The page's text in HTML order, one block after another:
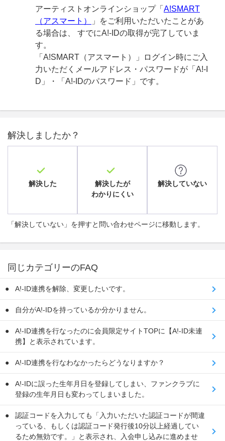
アーティストオンラインショップ「 A!SMART
（アスマート）
」をご利用いただいたことがあ
る場合は、 すでにA!-IDの取得が完了していま
す。
「A!SMART（アスマート）」ログイン時にご入
力いただくメールアドレス・パスワードが「A!-I
D」・「A!-IDのパスワード」です。
解決しましたか？
解決した
解決したが
わかりにくい
解決していない
「解決していない」を押すと問い合わせページに移動します。
同じカテゴリーのFAQ
A!-ID連携を解除、変更したいです。
自分がA!-IDを持っているか分かりません。
A!-ID連携を行なったのに会員限定サイトTOPに【A!-ID未連
携】と表示されています。
A!-ID連携を行なわなかったらどうなりますか？
A!-IDに誤った生年月日を登録してしまい、ファンクラブに
登録の生年月日も変わってしまいました。
認証コードを入力しても「入力いただいた認証コードが間違
っている、もしくは認証コード発行後10分以上経過してい
るため無効です。」と表示され、入会申し込みに進めませ